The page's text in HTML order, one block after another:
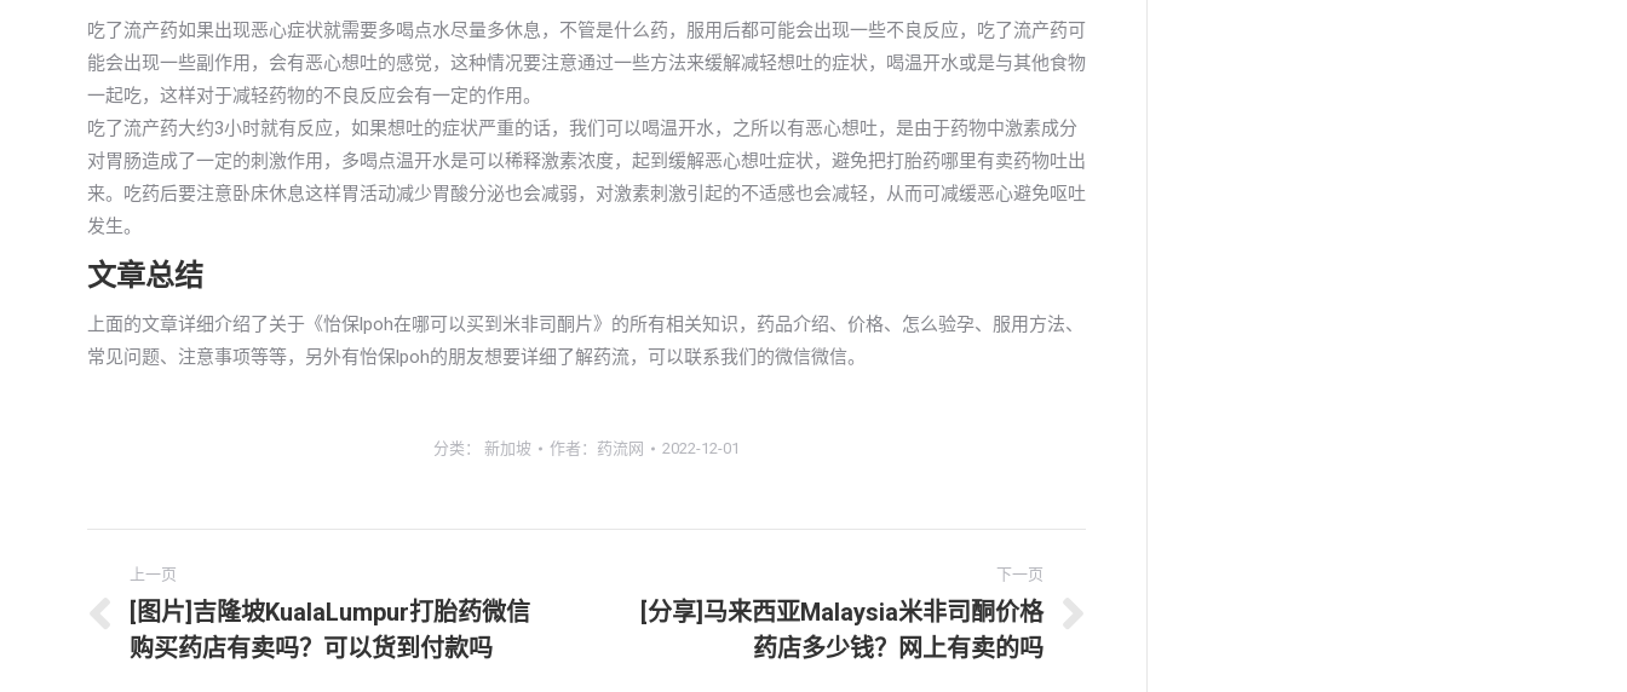
吃了流产药如果出现恶心症状就需要多喝点水尽量多休息，不管是什么药，服用后都可能会出现一些不良反应，吃了流产药可
能会出现一些副作用，会有恶心想吐的感觉，这种情况要注意通过一些方法来缓解减轻想吐的症状，喝温开水或是与其他食物
一起吃，这样对于减轻药物的不良反应会有一定的作用。
吃了流产药大约3小时就有反应，如果想吐的症状严重的话，我们可以喝温开水，之所以有恶心想吐，是由于药物中激素成分
对胃肠造成了一定的刺激作用，多喝点温开水是可以稀释激素浓度，起到缓解恶心想吐症状，避免把打胎药哪里有卖药物吐出
来。吃药后要注意卧床休息这样胃活动减少胃酸分泌也会减弱，对激素刺激引起的不适感也会减轻，从而可减缓恶心避免呕吐
发生。
文章总结
上面的文章详细介绍了关于《怡保lpoh在哪可以买到米非司酮片》的所有相关知识，药品介绍、价格、怎么验孕、服用方法、
常见问题、注意事项等等，另外有怡保lpoh的朋友想要详细了解药流，可以联系我们的微信微信。
分类： 新加坡 作者： 药流网 2022-12-01
章
上一页
上
一
[图片]吉隆坡KualaLumpur打胎药微信
购买药店有卖吗？可以货到付款吗
下一页
[分享]马来西亚Malaysia米非司酮价格
药店多少钱？网上有卖的吗